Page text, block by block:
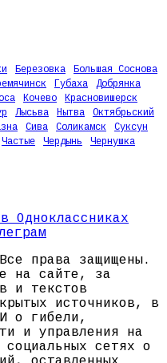
Березовка
Большая Соснова
Губаха
Добрянка
Кочево
Красновишерск
Лысьва Нытва
Октябрьский
Сива Соликамск
Суксун
Частые Чердынь
Чернушка
права защищены.
на сайте, за
и текстов
источников, в
о гибели,
и управления на
социальных сетях о